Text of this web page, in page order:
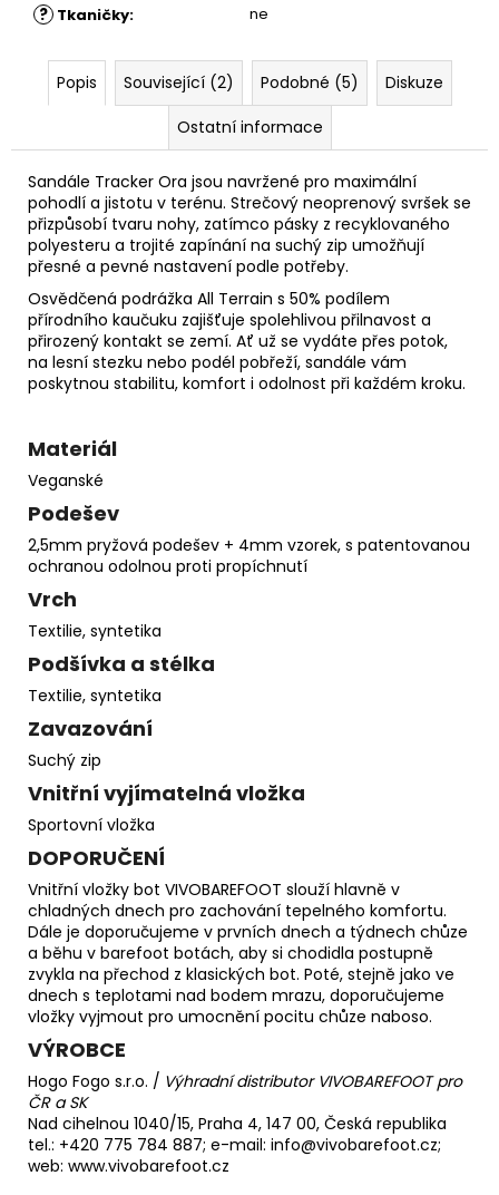
? Tkaničky: ne
Popis Související (2) Podobné (5)
Diskuze
Ostatní informace
Sandále Tracker Ora jsou navržené pro maximální
pohodlí a jistotu v terénu. Strečový neoprenový svršek se
přizpůsobí tvaru nohy, zatímco pásky z recyklovaného
polyesteru a trojité zapínání na suchý zip umožňují
přesné a pevné nastavení podle potřeby.
Osvědčená podrážka All Terrain s 50% podílem
přírodního kaučuku zajišťuje spolehlivou přilnavost a
přirozený kontakt se zemí. Ať už se vydáte přes potok,
na lesní stezku nebo podél pobřeží, sandále vám
poskytnou stabilitu, komfort i odolnost při každém kroku.
Materiál
Veganské
Podešev
2,5mm pryžová podešev + 4mm vzorek, s patentovanou
ochranou odolnou proti propíchnutí
Vrch
Textilie, syntetika
Podšívka a stélka
Textilie, syntetika
Zavazování
Suchý zip
Vnitřní vyjímatelná vložka
Sportovní vložka
DOPORUČENÍ
Vnitřní vložky bot VIVOBAREFOOT slouží hlavně v
chladných dnech pro zachování tepelného komfortu.
Dále je doporučujeme v prvních dnech a týdnech chůze
a běhu v barefoot botách, aby si chodidla postupně
zvykla na přechod z klasických bot. Poté, stejně jako ve
dnech s teplotami nad bodem mrazu, doporučujeme
vložky vyjmout pro umocnění pocitu chůze naboso.
VÝROBCE
Hogo Fogo s.r.o. / Výhradní distributor VIVOBAREFOOT pro
ČR a SK
Nad cihelnou 1040/15, Praha 4, 147 00, Česká republika
tel.: +420 775 784 887; e-mail: info@vivobarefoot.cz;
web: www.vivobarefoot.cz